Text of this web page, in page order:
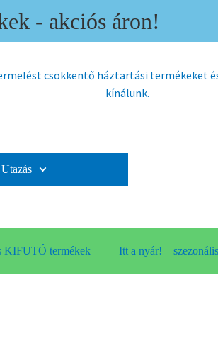
- akciós áron!
csökkentő háztartási termékeket
kínálunk.
Utazás
KIFUTÓ termékek Itt a nyár! –